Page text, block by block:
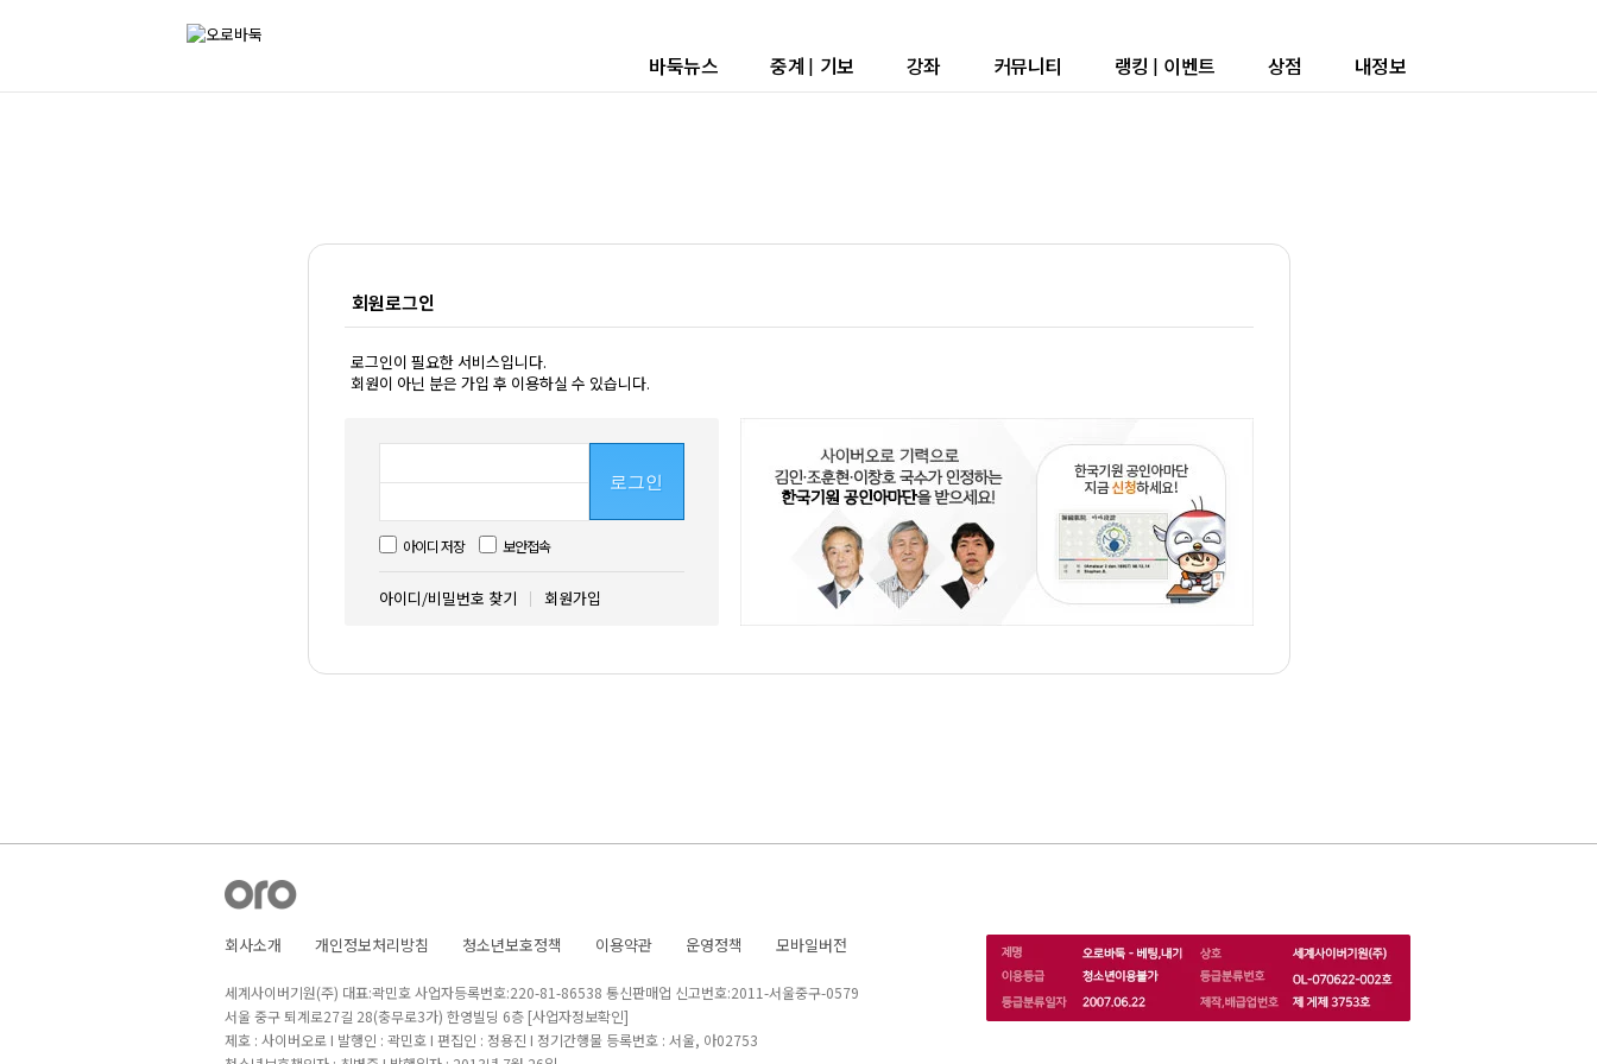
바둑뉴스 중계 | 기보 강좌 커뮤니티 랭킹 | 이벤트 상점 내정보
회원로그인
로그인이 필요한 서비스입니다.
회원이 아닌 분은 가입 후 이용하실 수 있습니다.
로그인
아이디 저장 보안접속
아이디/비밀번호 찾기 회원가입
회사소개 개인정보처리방침 청소년보호정책 이용약관 운영정책 모바일버전
세계사이버기원(주) 대표:곽민호 사업자등록번호:220-81-86538 통신판매업 신고번호:2011-서울중구-0579
서울 중구 퇴계로27길 28(충무로3가) 한영빌딩 6층 [사업자정보확인]
제호 : 사이버오로 I 발행인 : 곽민호 I 편집인 : 정용진 I 정기간행물 등록번호 : 서울, 아02753